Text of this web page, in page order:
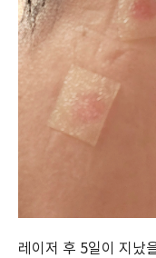
레이저 후 5일이 지났